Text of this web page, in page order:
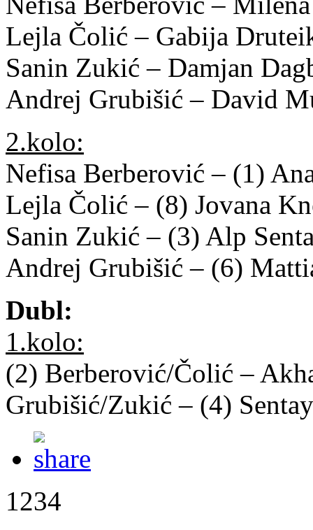
Lejla Čolić – Gabija
Sanin Zukić – Damjan
Andrej Grubišić – David
2.kolo:
Nefisa Berberović – (1)
Lejla Čolić – (8) Jovana
Sanin Zukić – (3) Alp
Andrej Grubišić – (6)
Dubl:
1.kolo:
(2) Berberović/Čolić –
Grubišić/Zukić – (4)
1234